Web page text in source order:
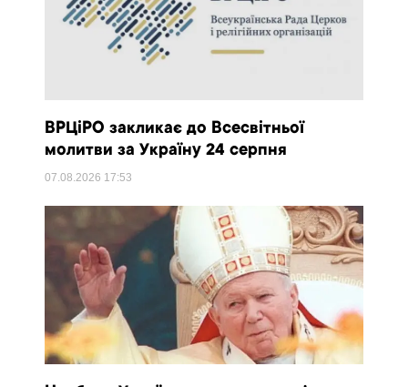
ВРЦіРО закликає до Всесвітньої
молитви за Україну 24 серпня
07.08.2026 17:53